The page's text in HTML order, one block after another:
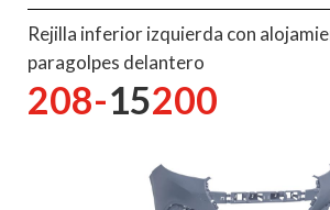
Rejilla inferior izquierda con
paragolpes delantero
208-15200